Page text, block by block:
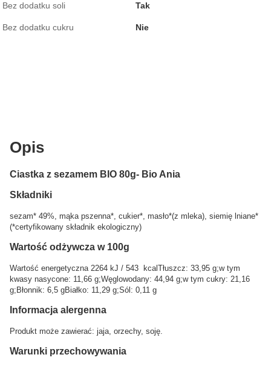
Bez dodatku soli Tak
Bez dodatku cukru Nie
Opis
Ciastka z sezamem BIO 80g- Bio Ania
Składniki
sezam* 49%, mąka pszenna*, cukier*, masło*(z mleka), siemię lniane*
(*certyfikowany składnik ekologiczny)
Wartość odżywcza w 100g
Wartość energetyczna 2264 kJ / 543 kcalTłuszcz: 33,95 g;w tym
kwasy nasycone: 11,66 g;Węglowodany: 44,94 g;w tym cukry: 21,16
g;Błonnik: 6,5 gBiałko: 11,29 g;Sól: 0,11 g
Informacja alergenna
Produkt może zawierać: jaja, orzechy, soję.
Warunki przechowywania